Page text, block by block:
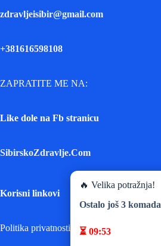
zdravljeisibir@gmail.com
+381616598108
ZAPRATITE ME NA:
Like dole na Fb stranicu
SibirskoZdravlje.Com
Korisni linkovi
Politika privatnosti
🔥 Velika potražnja!
Ostalo još 3 komada
⏳ 09:53